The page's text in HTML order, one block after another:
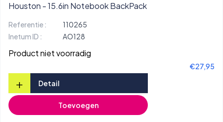
Houston - 15.6in Notebook BackPack
Referentie :
110265
Inetum ID :
AO128
Product niet voorradig
€27,95
+ Detail
Toevoegen